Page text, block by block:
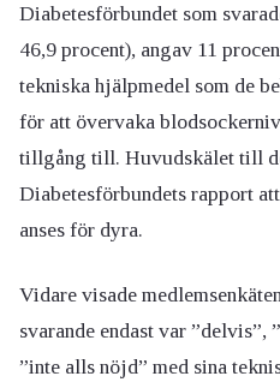
Diabetesförbundet som
46,9 procent), angav 11
tekniska hjälpmedel som de
för att övervaka
tillgång till. Huvudskälet till
Diabetesförbundets rapport
anses för dyra.
Vidare visade
svarande endast var
”inte alls nöjd” med sina